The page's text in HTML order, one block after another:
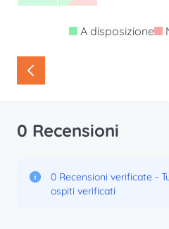
A disposizione
0 Recensioni
0 Recensioni verificate -
ospiti verificati